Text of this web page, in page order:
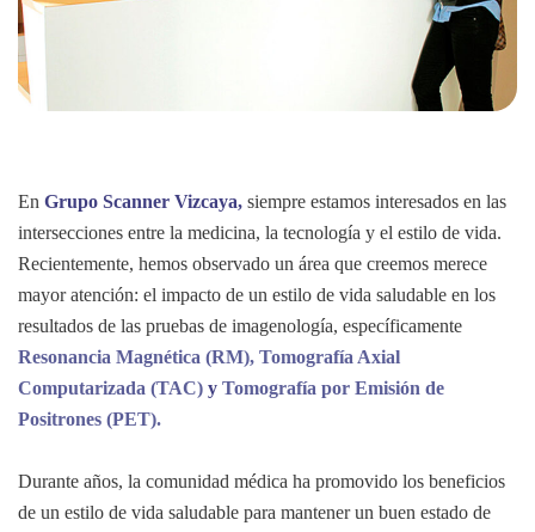
En Grupo Scanner Vizcaya, siempre estamos interesados en las
intersecciones entre la medicina, la tecnología y el estilo de vida.
Recientemente, hemos observado un área que creemos merece
mayor atención: el impacto de un estilo de vida saludable en los
resultados de las pruebas de imagenología, específicamente
Resonancia Magnética (RM), Tomografía Axial
Computarizada (TAC) y Tomografía por Emisión de
Positrones (PET).
Durante años, la comunidad médica ha promovido los beneficios
de un estilo de vida saludable para mantener un buen estado de